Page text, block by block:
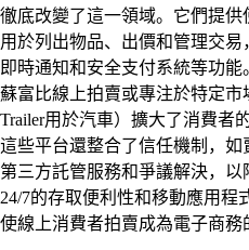
徹底改變了這一領域。它們提供
用於列出物品、出價和管理交易
即時通知和安全支付系統等功能
蘇富比線上拍賣或專注於特定市
Trailer用於汽車）擴大了消費者
這些平台還整合了信任機制，如
第三方託管服務和爭議解決，以
24/7的存取便利性和移動應用程
使線上消費者拍賣成為電子商務